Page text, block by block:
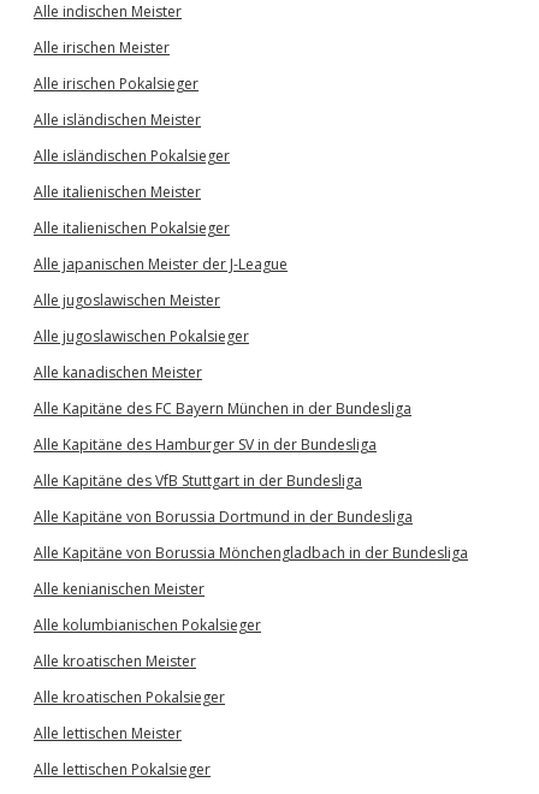
Alle indischen Meister
Alle irischen Meister
Alle irischen Pokalsieger
Alle isländischen Meister
Alle isländischen Pokalsieger
Alle italienischen Meister
Alle italienischen Pokalsieger
Alle japanischen Meister der J-League
Alle jugoslawischen Meister
Alle jugoslawischen Pokalsieger
Alle kanadischen Meister
Alle Kapitäne des FC Bayern München in der Bundesliga
Alle Kapitäne des Hamburger SV in der Bundesliga
Alle Kapitäne des VfB Stuttgart in der Bundesliga
Alle Kapitäne von Borussia Dortmund in der Bundesliga
Alle Kapitäne von Borussia Mönchengladbach in der Bundesliga
Alle kenianischen Meister
Alle kolumbianischen Pokalsieger
Alle kroatischen Meister
Alle kroatischen Pokalsieger
Alle lettischen Meister
Alle lettischen Pokalsieger